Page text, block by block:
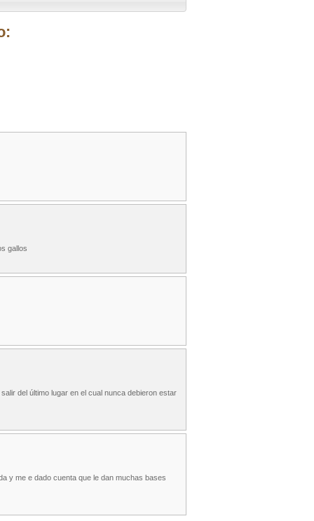
gallos
del último lugar en el cual nunca debieron estar
y me e dado cuenta que le dan muchas bases